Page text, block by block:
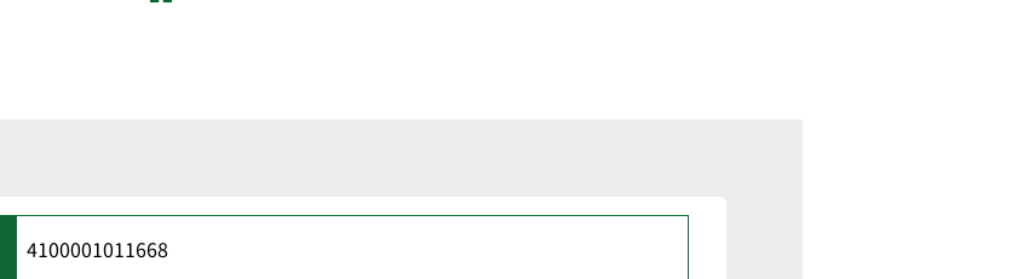
4100001011668